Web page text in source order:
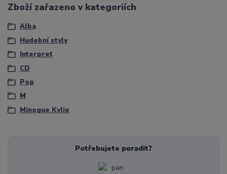
Zboží zařazeno v kategoriích
Alba
Hudební styly
Interpret
CD
Pop
M
Minogue Kylie
Potřebujete poradit?